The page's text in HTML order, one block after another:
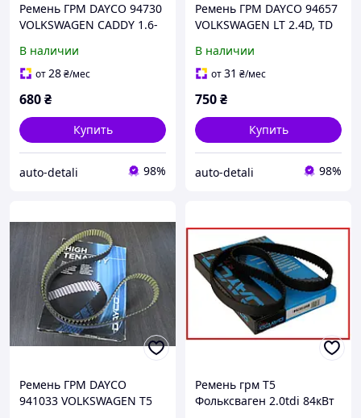
Ремень ГРМ DAYCO 94730
VOLKSWAGEN CADDY 1.6-
В наличии
от28₴/мес
680₴
Купить
auto-detali 98%
Ремень ГРМ DAYCO 94657
VOLKSWAGEN LT 2.4D, TD
В наличии
от31 ₴/мес
750₴
Купить
auto-detali 98%
Ремень ГРМ DAYCO
941033 VOLKSWAGEN T5
Ремень грм Т5
Фольксваген 2.0tdi 84кВт